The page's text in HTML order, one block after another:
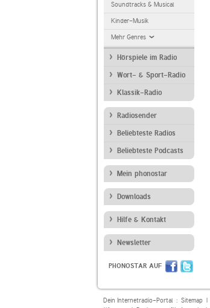
Soundtracks & Musical
Kinder-Musik
Mehr Genres
Hörspiele im Radio
Wort- & Sport-Radio
Klassik-Radio
Radiosender
Beliebteste Radios
Beliebteste Podcasts
Mein phonostar
Downloads
Hilfe & Kontakt
Newsletter
PHONOSTAR AUF
Dein Internetradio-Portal : Sitemap|